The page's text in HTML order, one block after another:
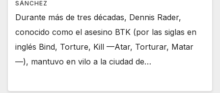
SÁNCHEZ
Durante más de tres décadas, Dennis Rader,
conocido como el asesino BTK (por las siglas en
inglés Bind, Torture, Kill —Atar, Torturar, Matar
—), mantuvo en vilo a la ciudad de…